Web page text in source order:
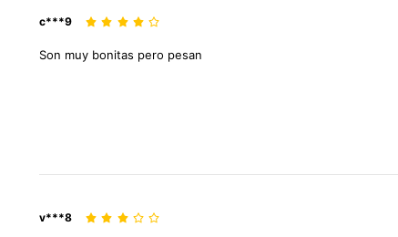
c***9
Son muy bonitas pero pesan
v***8